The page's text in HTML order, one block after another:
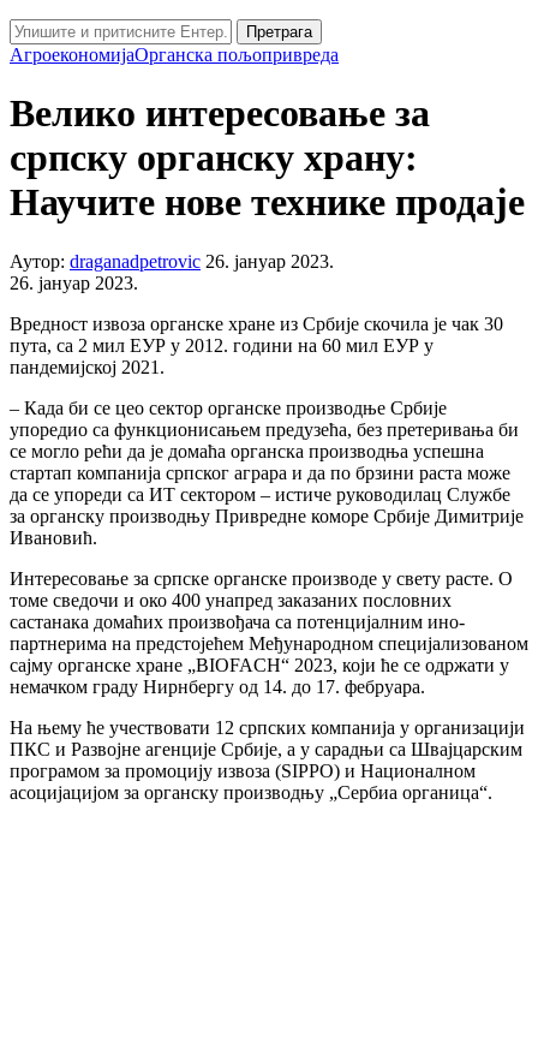
Претрага
АгроекономијаОрганска пољопривреда
Велико интересовање за
српску органску храну:
Научите нове технике продаје
Аутор: draganadpetrovic 26. јануар 2023.
26. јануар 2023.
Вредност извоза органске хране из Србије скочила је чак 30
пута, са 2 мил ЕУР у 2012. години на 60 мил ЕУР у
пандемијској 2021.
– Када би се цео сектор органске производње Србије
упоредио са функционисањем предузећа, без претеривања би
се могло рећи да је домаћа органска производња успешна
стартап компанија српског аграра и да по брзини раста може
да се упореди са ИТ сектором – истиче руководилац Службе
за органску производњу Привредне коморе Србије Димитрије
Ивановић.
Интересовање за српске органске производе у свету расте. О
томе сведочи и око 400 унапред заказаних пословних
састанака домаћих произвођача са потенцијалним ино-
партнерима на предстојећем Међународном специјализованом
сајму органске хране „BIOFACH“ 2023, који ће се одржати у
немачком граду Нирнбергу од 14. до 17. фебруара.
На њему ће учествовати 12 српских компанија у организацији
ПКС и Развојне агенције Србије, а у сарадњи са Швајцарским
програмом за промоцију извоза (SIPPO) и Националном
асоцијацијом за органску производњу „Сербиа органица“.